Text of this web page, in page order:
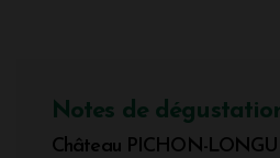
Notes de
Château PICHON-